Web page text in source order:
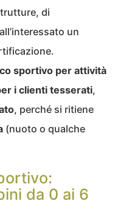
di
un
sportivo per attività
i clienti tesserati,
, perché si ritiene
(nuoto o qualche
da 0 ai 6